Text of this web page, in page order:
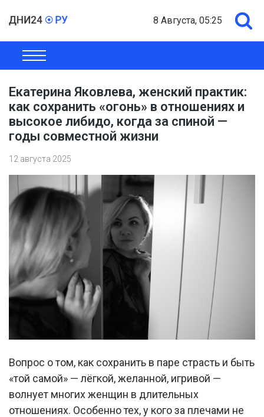
8 Августа, 05:25
ОБЩЕСТВО
Екатерина Яковлева, женский практик:
как сохранить «огонь» в отношениях и
высокое либидо, когда за спиной —
годы совместной жизни
12 августа 2025
Вопрос о том, как сохранить в паре страсть и быть
«той самой» — лёгкой, желанной, игривой —
волнует многих женщин в длительных
отношениях. Особенно тех, у кого за плечами не